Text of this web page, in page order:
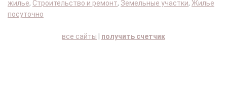
жилье, Строительство и ремонт, Земельные участки, Жилье
посуточно
все сайты получить счетчик